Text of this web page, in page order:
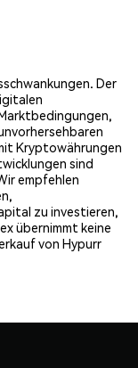
Der
Kryptowährungen
sind
empfehlen
zu investieren,
übernimmt keine
von Hypurr